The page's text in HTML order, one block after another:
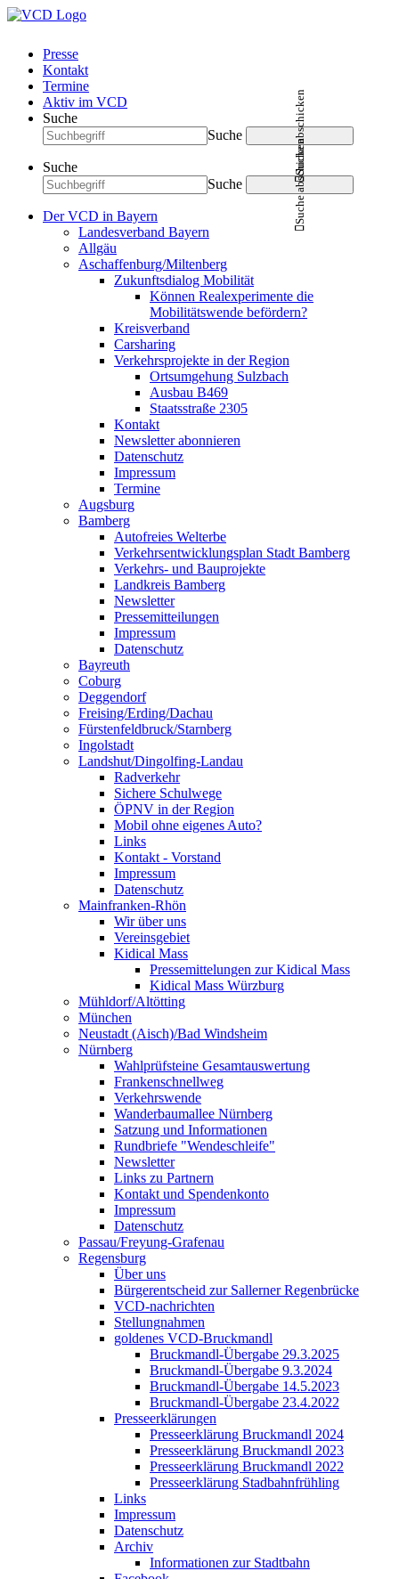
Presse
Kontakt
Termine
Aktiv im VCD
Suche
Suche
Suche abschicken
Suche
Suche
Suche abschicken
Der VCD in Bayern
Landesverband Bayern
Allgäu
Aschaffenburg/Miltenberg
Zukunftsdialog Mobilität
Können Realexperimente die
Mobilitätswende befördern?
Kreisverband
Carsharing
Verkehrsprojekte in der Region
Ortsumgehung Sulzbach
Ausbau B469
Staatsstraße 2305
Kontakt
Newsletter abonnieren
Datenschutz
Impressum
Termine
Augsburg
Bamberg
Autofreies Welterbe
Verkehrsentwicklungsplan Stadt Bamberg
Verkehrs- und Bauprojekte
Landkreis Bamberg
Newsletter
Pressemitteilungen
Impressum
Datenschutz
Bayreuth
Coburg
Deggendorf
Freising/Erding/Dachau
Fürstenfeldbruck/Starnberg
Ingolstadt
Landshut/Dingolfing-Landau
Radverkehr
Sichere Schulwege
ÖPNV in der Region
Mobil ohne eigenes Auto?
Links
Kontakt - Vorstand
Impressum
Datenschutz
Mainfranken-Rhön
Wir über uns
Vereinsgebiet
Kidical Mass
Pressemittelungen zur Kidical Mass
Kidical Mass Würzburg
Mühldorf/Altötting
München
Neustadt (Aisch)/Bad Windsheim
Nürnberg
Wahlprüfsteine Gesamtauswertung
Frankenschnellweg
Verkehrswende
Wanderbaumallee Nürnberg
Satzung und Informationen
Rundbriefe "Wendeschleife"
Newsletter
Links zu Partnern
Kontakt und Spendenkonto
Impressum
Datenschutz
Passau/Freyung-Grafenau
Regensburg
Über uns
Bürgerentscheid zur Sallerner Regenbrücke
VCD-nachrichten
Stellungnahmen
goldenes VCD-Bruckmandl
Bruckmandl-Übergabe 29.3.2025
Bruckmandl-Übergabe 9.3.2024
Bruckmandl-Übergabe 14.5.2023
Bruckmandl-Übergabe 23.4.2022
Presseerklärungen
Presseerklärung Bruckmandl 2024
Presseerklärung Bruckmandl 2023
Presseerklärung Bruckmandl 2022
Presseerklärung Stadbahnfrühling
Links
Impressum
Datenschutz
Archiv
Informationen zur Stadtbahn